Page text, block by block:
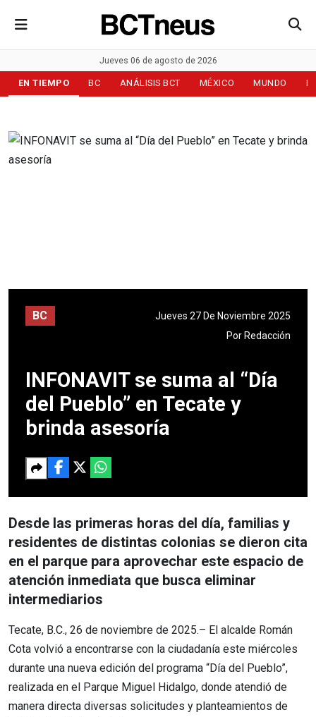
Jueves 06 de agosto de 2026
EN TIEMPO BC ANÁLISIS BCT MÉXICO MUNDO
BC
Jueves 27 De Noviembre 2025
Por Redacción
INFONAVIT se suma al “Día
del Pueblo” en Tecate y
brinda asesoría
Desde las primeras horas del día, familias y
residentes de distintas colonias se dieron cita
en el parque para aprovechar este espacio de
atención inmediata que busca eliminar
intermediarios
Tecate, B.C., 26 de noviembre de 2025.– El alcalde Román
Cota volvió a encontrarse con la ciudadanía este miércoles
durante una nueva edición del programa “Día del Pueblo”,
realizada en el Parque Miguel Hidalgo, donde atendió de
manera directa diversas solicitudes y planteamientos de